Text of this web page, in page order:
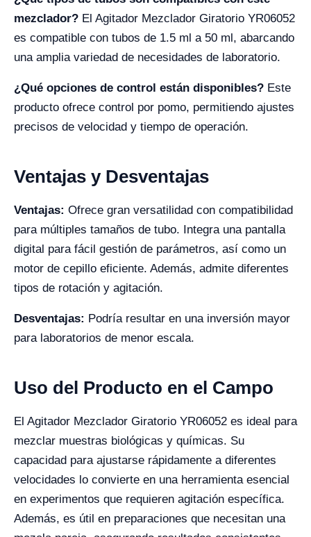
mezclador? El Agitador Mezclador Giratorio YR06052
es compatible con tubos de 1.5 ml a 50 ml, abarcando
una amplia variedad de necesidades de laboratorio.
¿Qué opciones de control están disponibles? Este
producto ofrece control por pomo, permitiendo ajustes
precisos de velocidad y tiempo de operación.
Ventajas y Desventajas
Ventajas: Ofrece gran versatilidad con compatibilidad
para múltiples tamaños de tubo. Integra una pantalla
digital para fácil gestión de parámetros, así como un
motor de cepillo eficiente. Además, admite diferentes
tipos de rotación y agitación.
Desventajas: Podría resultar en una inversión mayor
para laboratorios de menor escala.
Uso del Producto en el Campo
El Agitador Mezclador Giratorio YR06052 es ideal para
mezclar muestras biológicas y químicas. Su
capacidad para ajustarse rápidamente a diferentes
velocidades lo convierte en una herramienta esencial
en experimentos que requieren agitación específica.
Además, es útil en preparaciones que necesitan una